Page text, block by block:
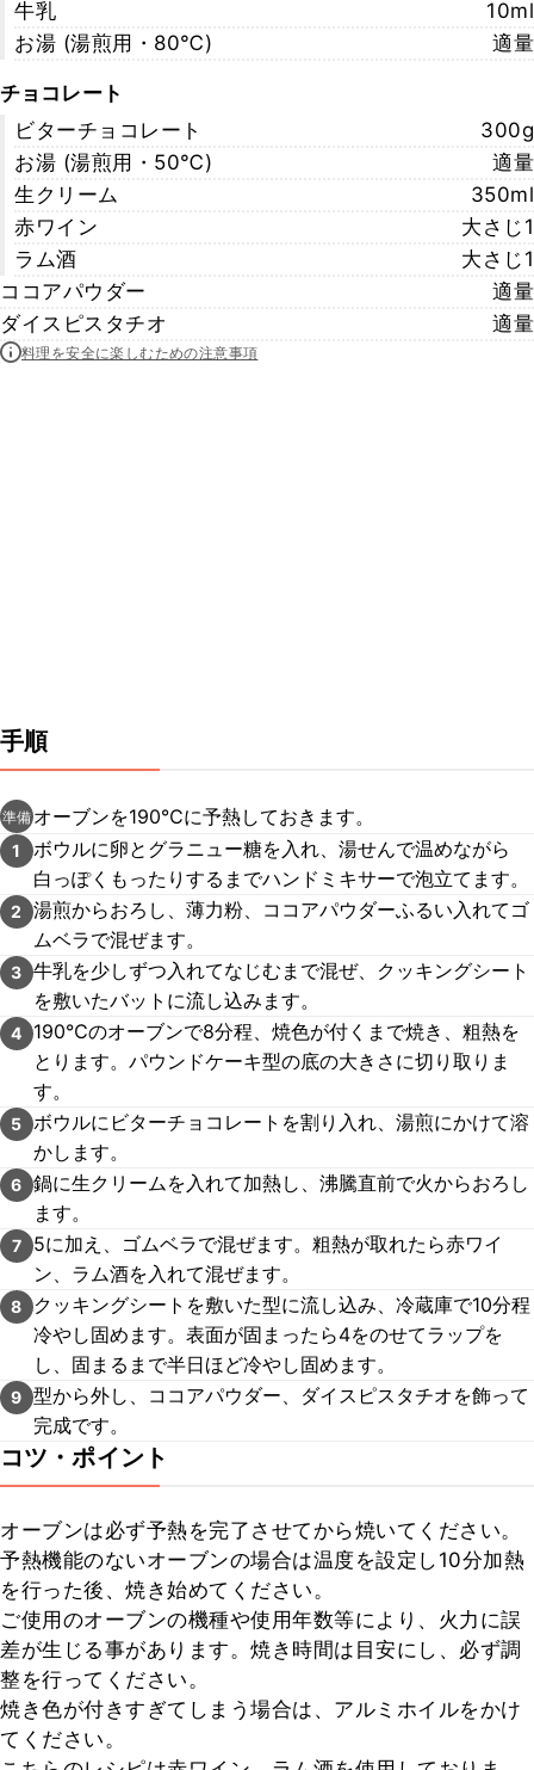
牛乳
10ml
お湯 (湯煎用・80℃)
適量
チョコレート
ビターチョコレート
300g
お湯 (湯煎用・50℃)
適量
生クリーム
350ml
赤ワイン
大さじ1
ラム酒
大さじ1
ココアパウダー
適量
ダイスピスタチオ
適量
料理を安全に楽しむための注意事項
手順
準備 オーブンを190℃に予熱しておきます。
1
ボウルに卵とグラニュー糖を入れ、湯せんで温めながら
白っぽくもったりするまでハンドミキサーで泡立てます。
2
湯煎からおろし、薄力粉、ココアパウダーふるい入れてゴ
ムベラで混ぜます。
3 牛乳を少しずつ入れてなじむまで混ぜ、クッキングシート
を敷いたバットに流し込みます。
4
190℃のオーブンで8分程、焼色が付くまで焼き、粗熱を
とります。パウンドケーキ型の底の大きさに切り取りま
す。
5 ボウルにビターチョコレートを割り入れ、湯煎にかけて溶
かします。
6 鍋に生クリームを入れて加熱し、沸騰直前で火からおろし
ます。
7
5に加え、ゴムベラで混ぜます。粗熱が取れたら赤ワイ
ン、ラム酒を入れて混ぜます。
8
クッキングシートを敷いた型に流し込み、冷蔵庫で10分程
冷やし固めます。表面が固まったら4をのせてラップを
し、固まるまで半日ほど冷やし固めます。
9 型から外し、ココアパウダー、ダイスピスタチオを飾って
完成です。
コツ・ポイント
オーブンは必ず予熱を完了させてから焼いてください。
予熱機能のないオーブンの場合は温度を設定し10分加熱
を行った後、焼き始めてください。
ご使用のオーブンの機種や使用年数等により、火力に誤
差が生じる事があります。焼き時間は目安にし、必ず調
整を行ってください。
焼き色が付きすぎてしまう場合は、アルミホイルをかけ
てください。